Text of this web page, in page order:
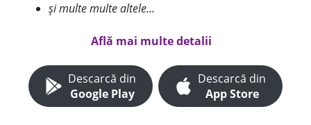
și multe multe altele...
Află mai multe detalii
Descarcă din
Google Play
Descarcă din
App Store